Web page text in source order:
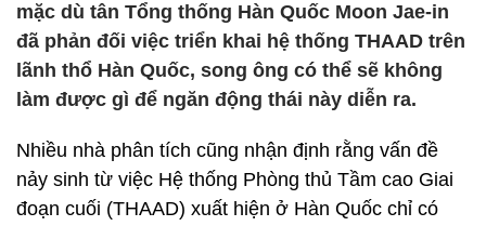
mặc dù tân Tổng thống Hàn Quốc Moon Jae-in
đã phản đối việc triển khai hệ thống THAAD trên
lãnh thổ Hàn Quốc, song ông có thể sẽ không
làm được gì để ngăn động thái này diễn ra.
Nhiều nhà phân tích cũng nhận định rằng vấn đề
nảy sinh từ việc Hệ thống Phòng thủ Tầm cao Giai
đoạn cuối (THAAD) xuất hiện ở Hàn Quốc chỉ có